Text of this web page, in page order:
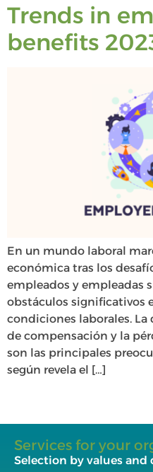
Trends in
benefits
En un mundo laboral
económica tras los
empleados y empleadas
obstáculos significativos
condiciones laborales.
de compensación y la
son las principales
según revela el […]
Services for your
Selection by values and